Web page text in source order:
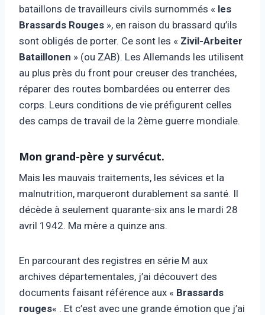
bataillons de travailleurs civils surnommés « les
Brassards Rouges », en raison du brassard qu’ils
sont obligés de porter. Ce sont les « Zivil-Arbeiter
Bataillonen » (ou ZAB). Les Allemands les utilisent
au plus près du front pour creuser des tranchées,
réparer des routes bombardées ou enterrer des
corps. Leurs conditions de vie préfigurent celles
des camps de travail de la 2ème guerre mondiale.
Mon grand-père y survécut.
Mais les mauvais traitements, les sévices et la
malnutrition, marqueront durablement sa santé. Il
décède à seulement quarante-six ans le mardi 28
avril 1942. Ma mère a quinze ans.
En parcourant des registres en série M aux
archives départementales, j’ai découvert des
documents faisant référence aux « Brassards
rouges« . Et c’est avec une grande émotion que j’ai